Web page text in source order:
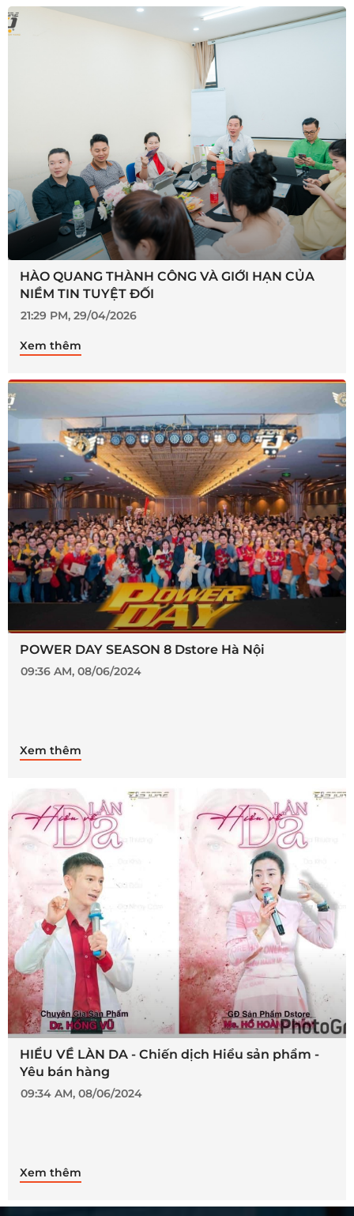
HÀO QUANG THÀNH CÔNG VÀ GIỚI HẠN CỦA
NIỀM TIN TUYỆT ĐỐI
21:29 PM, 29/04/2026
Xem thêm
POWER DAY SEASON 8 Dstore Hà Nội
09:36 AM, 08/06/2024
Xem thêm
HIỂU VỀ LÀN DA - Chiến dịch Hiểu sản phẩm -
Yêu bán hàng
09:34 AM, 08/06/2024
Xem thêm